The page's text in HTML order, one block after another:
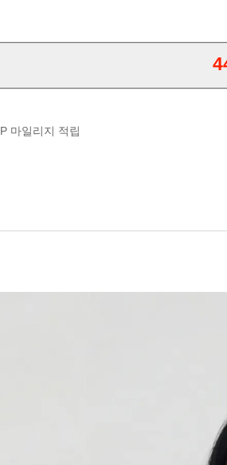
폰 1만원(3만원 이상 구매시)
마일리지 적립